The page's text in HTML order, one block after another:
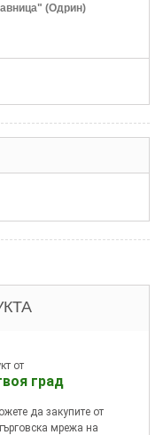
(Одрин)
от
град
да закупите от
мрежа на